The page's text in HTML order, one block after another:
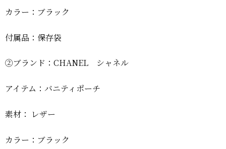
カラー：ブラック
付属品：保存袋
②ブランド：CHANEL シャネル
アイテム：バニティポーチ
素材： レザー
カラー：ブラック